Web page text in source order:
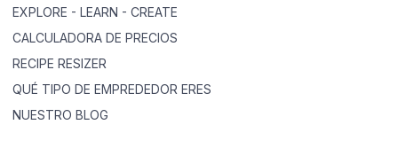
EXPLORE - LEARN - CREATE
CALCULADORA DE PRECIOS
RECIPE RESIZER
QUÉ TIPO DE EMPREDEDOR ERES
NUESTRO BLOG